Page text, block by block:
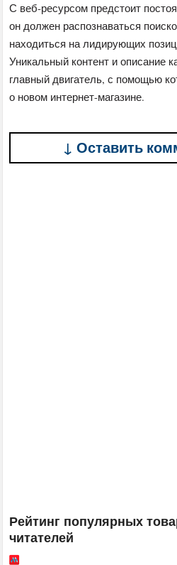
С веб-ресурсом предстоит
он должен распознаваться
находиться на лидирующих
Уникальный контент и описание
главный двигатель, с помощью
о новом интернет-магазине.
↓ Оставить
Рейтинг популярных
читателей